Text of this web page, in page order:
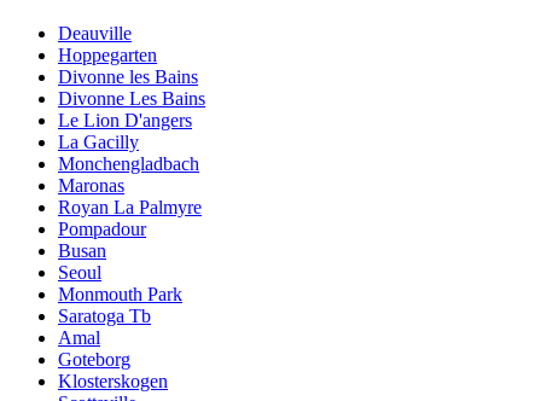
Deauville
Hoppegarten
Divonne les Bains
Divonne Les Bains
Le Lion D'angers
La Gacilly
Monchengladbach
Maronas
Royan La Palmyre
Pompadour
Busan
Seoul
Monmouth Park
Saratoga Tb
Amal
Goteborg
Klosterskogen